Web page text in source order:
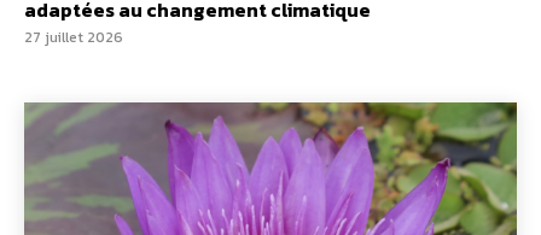
adaptées au changement climatique
27 juillet 2026